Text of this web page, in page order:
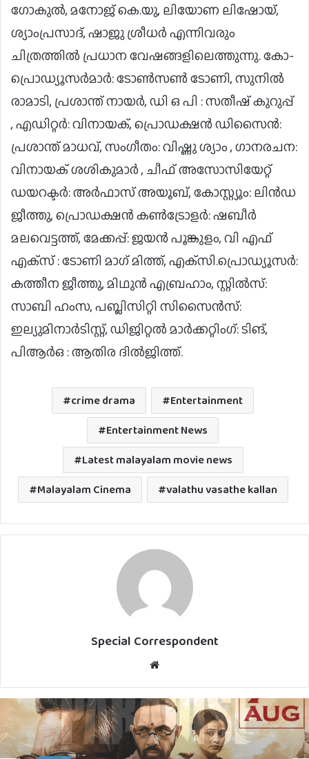
ഗോകുൽ, മനോജ് കെ.യു, ലിയോണ ലിഷോയ്,
ശ്യാംപ്രസാദ്, ഷാജു ശ്രീധർ എന്നിവരും
ചിത്രത്തിൽ പ്രധാന വേഷങ്ങളിലെത്തുന്നു. കോ-
പ്രൊഡ്യൂസർമാർ: ടോൺസൺ ടോണി, സുനിൽ
രാമാടി, പ്രശാന്ത് നായർ, ഡി ഒ പി : സതീഷ് കുറുപ്പ്
, എഡിറ്റർ: വിനായക്, പ്രൊഡക്ഷൻ ഡിസൈൻ:
പ്രശാന്ത് മാധവ്, സംഗീതം: വിഷ്ണു ശ്യാം , ഗാനരചന:
വിനായക് ശശികുമാർ , ചീഫ് അസോസിയേറ്റ്
ഡയറക്ടർ: അർഫാസ് അയൂബ്, കോസ്റ്റ്യൂം: ലിൻഡ
ജീത്തു, പ്രൊഡക്ഷൻ കൺട്രോളർ: ഷബീർ
മലവെട്ടത്ത്, മേക്കപ്പ്: ജയൻ പൂങ്കുളം, വി എഫ്
എക്‌സ് : ടോണി മാഗ് മിത്ത്, എക്‌സി.പ്രൊഡ്യൂസർ:
കത്തീന ജീത്തു, മിഥുൻ എബ്രഹാം, സ്റ്റിൽസ്:
സാബി ഹംസ, പബ്ലിസിറ്റി സിസൈൻസ്:
ഇല്യുമിനാർടിസ്റ്റ്, ഡിജിറ്റൽ മാർക്കറ്റിംഗ്: ടിങ്,
പിആർഒ : ആതിര ദിൽജിത്ത്.
crime drama
Entertainment
Entertainment News
Latest malayalam movie news
Malayalam Cinema
valathu vasathe kallan
Special Correspondent